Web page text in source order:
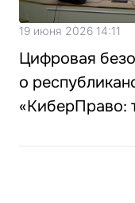
19 июня 2026 14:11
Цифровая
о
«КиберПраво: